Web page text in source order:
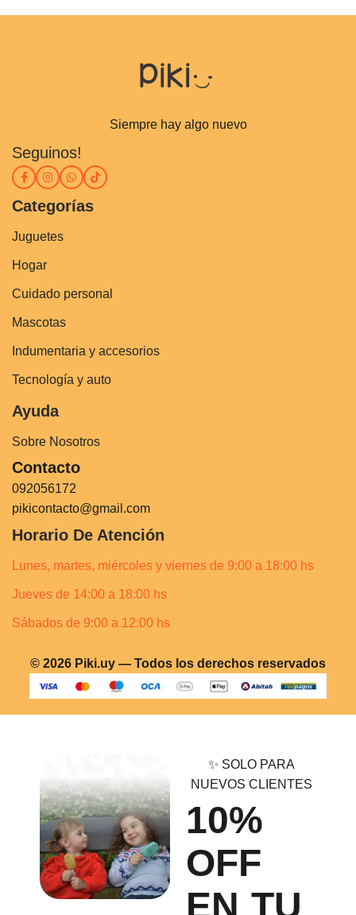
Siempre hay algo nuevo
Seguinos!
Categorías
Juguetes
Hogar
Cuidado personal
Mascotas
Indumentaria y accesorios
Tecnología y auto
Ayuda
Sobre Nosotros
Contacto
092056172
pikicontacto@gmail.com
Horario De Atención
Lunes, martes, miércoles y viernes de 9:00 a 18:00 hs
Jueves de 14:00 a 18:00 hs
Sábados de 9:00 a 12:00 hs
© 2026 Piki.uy — Todos los derechos reservados
✨ SOLO PARA
NUEVOS CLIENTES
10%
OFF
EN TU